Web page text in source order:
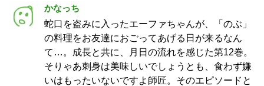
かなっち
蛇口を盗みに入ったエーファちゃんが、「のぶ」
の料理をお友達におごってあげる日が来るなん
て…。成長と共に、月日の流れを感じた第12巻。
そりゃあ刺身は美味しいでしょうとも、食わず嫌
いはもったいないですよ師匠。そのエピソードと